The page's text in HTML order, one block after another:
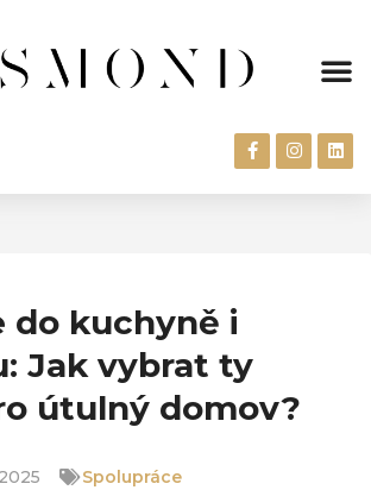
do kuchyně i
Jak vybrat ty
útulný domov?
Spolupráce